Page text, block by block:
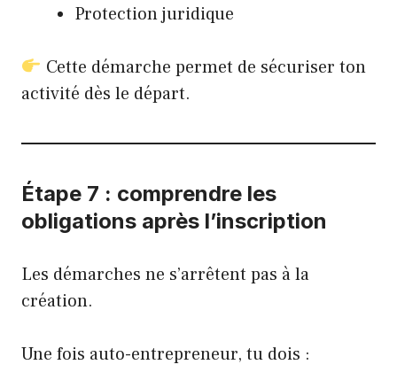
Protection juridique
Cette démarche permet de sécuriser ton
activité dès le départ.
Étape 7 : comprendre les
obligations après l’inscription
Les démarches ne s’arrêtent pas à la
création.
Une fois auto-entrepreneur, tu dois :